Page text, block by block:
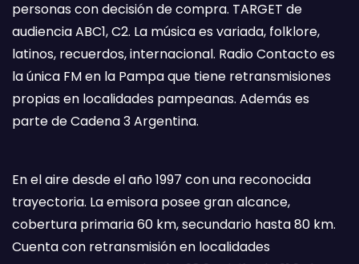
personas con decisión de compra. TARGET de
audiencia ABC1, C2. La música es variada, folklore,
latinos, recuerdos, internacional. Radio Contacto es
la única FM en la Pampa que tiene retransmisiones
propias en localidades pampeanas. Además es
parte de Cadena 3 Argentina.
En el aire desde el año 1997 con una reconocida
trayectoria. La emisora posee gran alcance,
cobertura primaria 60 km, secundario hasta 80 km.
Cuenta con retransmisión en localidades